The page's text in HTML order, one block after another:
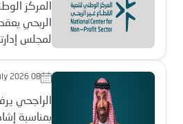
المركز
الربحي
لمجلس
2026 08
الراجحي
بمناسبة